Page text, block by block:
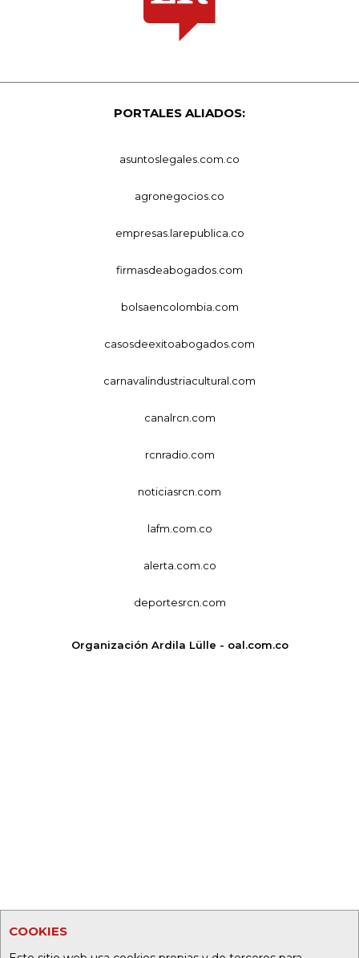
COOKIES
PORTALES ALIADOS:
asuntoslegales.com.co
agronegocios.co
empresas.larepublica.co
firmasdeabogados.com
bolsaencolombia.com
casosdeexitoabogados.com
carnavalindustriacultural.com
canalrcn.com
rcnradio.com
noticiasrcn.com
lafm.com.co
alerta.com.co
deportesrcn.com
Organización Ardila Lülle - oal.com.co